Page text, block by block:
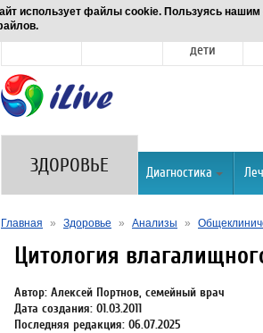
использует файлы cookie. Пользуясь
Новости
дети
ЗДОРОВЬЕ Диагностика
Главная » Здоровье » Анализы »
Цитология
Автор: Алексей Портнов, семейный врач
Дата создания: 01.03.2011
Последняя редакция: 06.07.2025